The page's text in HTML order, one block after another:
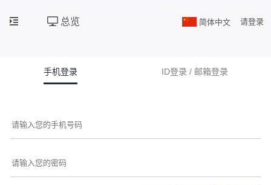
总览 简体中文 请登录
手机登录 ID登录 / 邮箱登录